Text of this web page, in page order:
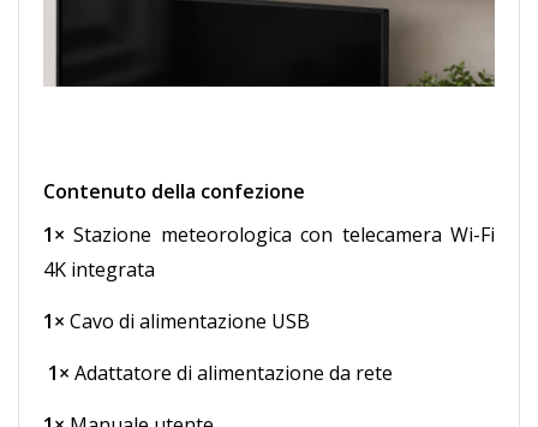
Contenuto della confezione
1× Stazione meteorologica con telecamera Wi-Fi
4K integrata
1× Cavo di alimentazione USB
1× Adattatore di alimentazione da rete